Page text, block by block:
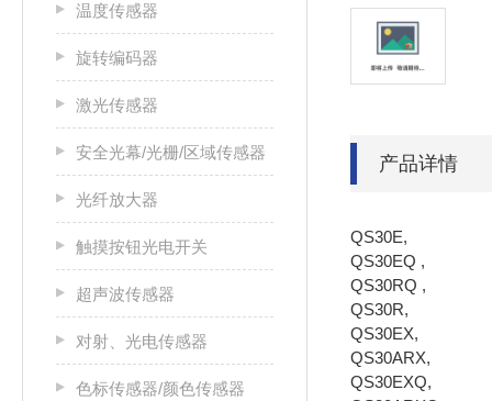
温度传感器
旋转编码器
激光传感器
安全光幕/光栅/区域传感器
光纤放大器
触摸按钮光电开关
超声波传感器
对射、光电传感器
色标传感器/颜色传感器
产品详情
QS30E,
QS30EQ ,
QS30RQ ,
QS30R,
QS30EX,
QS30ARX,
QS30EXQ,